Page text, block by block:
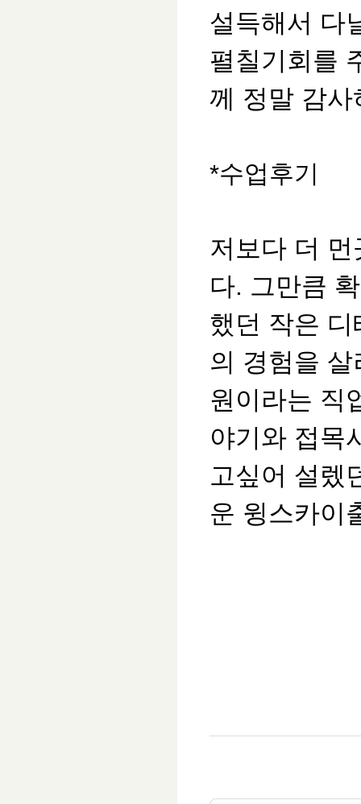
설득해서 다
펼칠기회를
께 정말 감
*수업후기
저보다 더
다. 그만큼
했던 작은
의 경험을
원이라는 직
야기와 접목
고싶어 설렜
운 윙스카이